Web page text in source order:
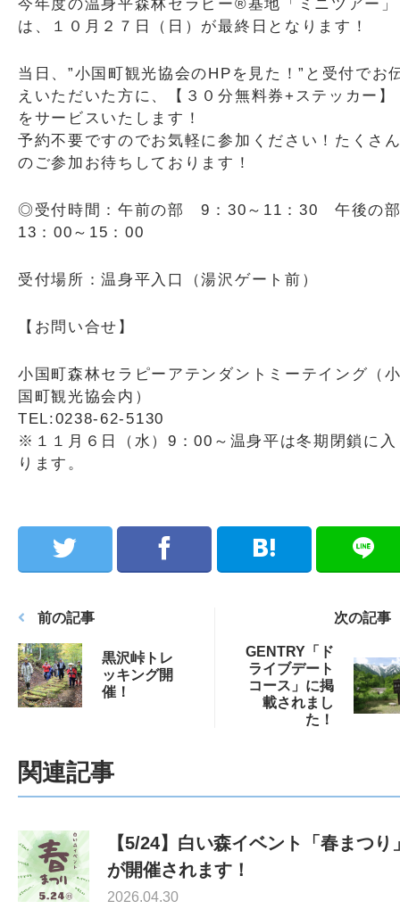
今年度の温身平森林セラピー®基地「ミニツアー」
は、１０月２７日（日）が最終日となります！
当日、”小国町観光協会のHPを見た！”と受付でお
えいただいた方に、【３０分無料券+ステッカー】
をサービスいたします！
予約不要ですのでお気軽に参加ください！たくさ
のご参加お待ちしております！
◎受付時間：午前の部 9：30～11：30 午後の
13：00～15：00
受付場所：温身平入口（湯沢ゲート前）
【お問い合せ】
小国町森林セラピーアテンダントミーテイング（
国町観光協会内）
TEL:0238-62-5130
※１１月６日（水）9：00～温身平は冬期閉鎖に入
ります。
前の記事
黒沢峠トレ
ッキング開
催！
次の記事
GENTRY「ド
ライブデート
コース」に掲
載されまし
た！
関連記事
【5/24】白い森イベント「春まつり
が開催されます！
2026.04.30